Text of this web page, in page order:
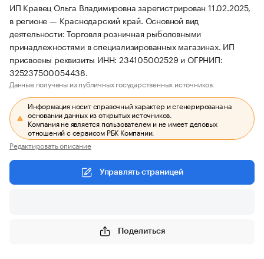
ИП Кравец Ольга Владимировна зарегистрирован 11.02.2025,
в регионе — Краснодарский край. Основной вид
деятельности: Торговля розничная рыболовными
принадлежностями в специализированных магазинах. ИП
присвоены реквизиты ИНН: 234105002529 и ОГРНИП:
325237500054438.
Данные получены из публичных государственных источников.
Информация носит справочный характер и сгенерирована на
основании данных из открытых источников.
Компания не является пользователем и не имеет деловых
отношений с сервисом РБК Компании.
Редактировать описание
Управлять страницей
Поделиться